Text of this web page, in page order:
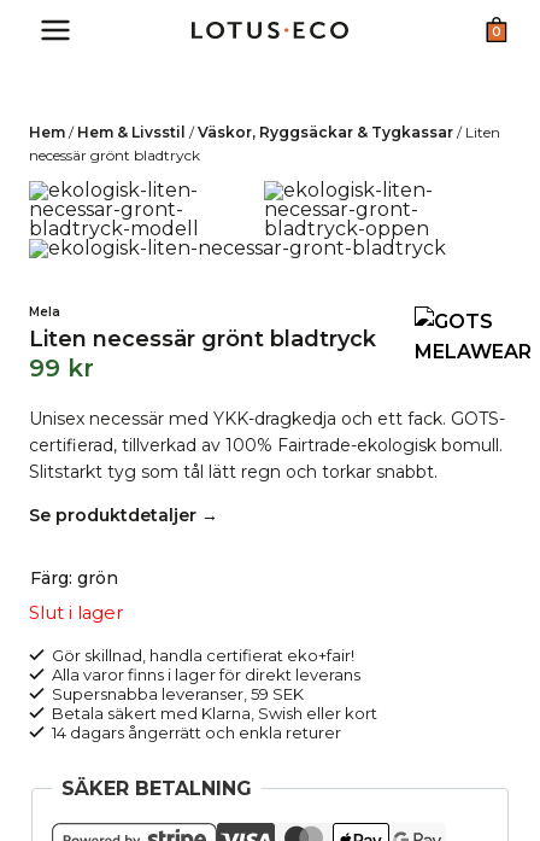
0
Hem / Hem & Livsstil /Väskor, Ryggsäckar & Tygkassar / Liten
necessär grönt bladtryck
Mela
Liten necessär grönt bladtryck
99 kr
Unisex necessär med YKK-dragkedja och ett fack. GOTS-
certifierad, tillverkad av 100% Fairtrade-ekologisk bomull.
Slitstarkt tyg som tål lätt regn och torkar snabbt.
Se produktdetaljer →
Färg: grön
Slut i lager
Gör skillnad, handla certifierat eko+fair!
Alla varor finns i lager för direkt leverans
Supersnabba leveranser, 59 SEK
Betala säkert med Klarna, Swish eller kort
14 dagars ångerrätt och enkla returer
SÄKER BETALNING